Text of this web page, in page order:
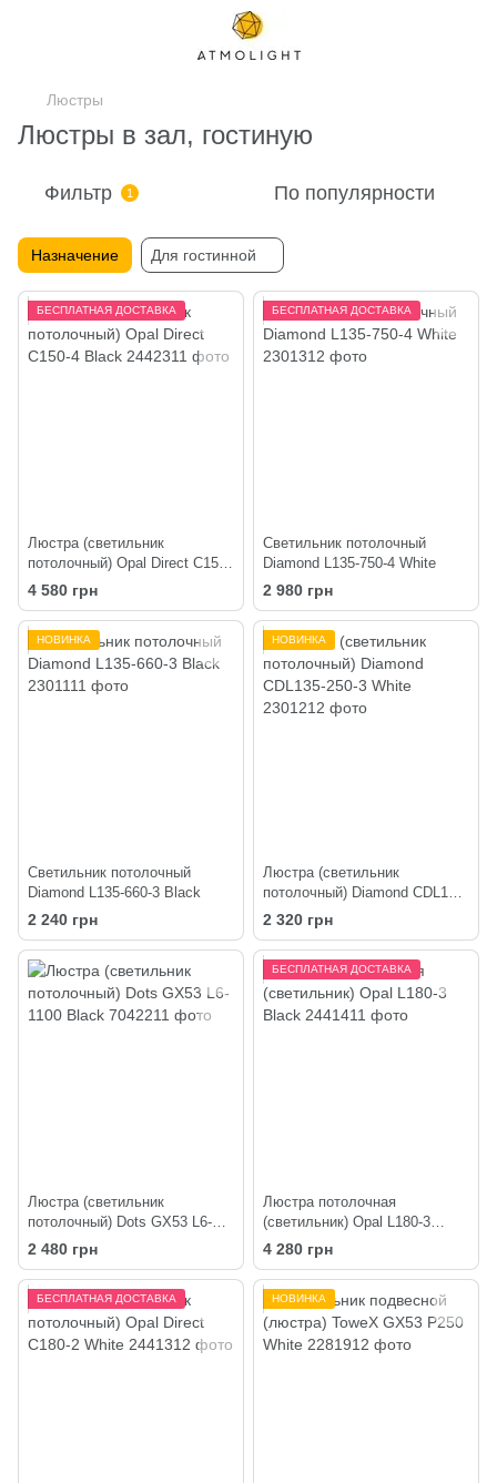
Люстры
Люстры в зал, гостиную
Фильтр 1 По популярности
Назначение Для гостинной
БЕСПЛАТНАЯ ДОСТАВКА
Люстра (светильник
потолочный) Opal Direct C150-
4 Black
4 580 грн
БЕСПЛАТНАЯ ДОСТАВКА
Светильник потолочный
Diamond L135-750-4 White
2 980 грн
НОВИНКА
Светильник потолочный
Diamond L135-660-3 Black
2 240 грн
НОВИНКА
Люстра (светильник
потолочный) Diamond CDL135-
250-3 White
2 320 грн
Люстра (светильник
потолочный) Dots GX53 L6-
1100 Black
2 480 грн
БЕСПЛАТНАЯ ДОСТАВКА
Люстра потолочная
(светильник) Opal L180-3
Black
4 280 грн
БЕСПЛАТНАЯ ДОСТАВКА НОВИНКА